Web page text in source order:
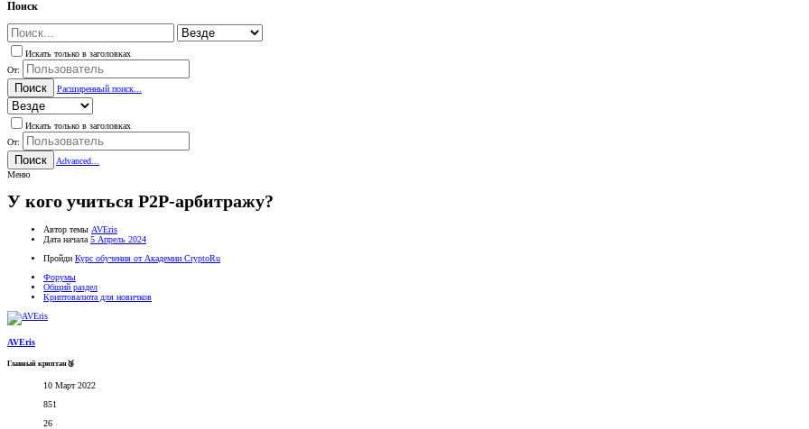
Поиск
Искать только в заголовках
От:
Поиск Расширенный поиск...
Искать только в заголовках
От:
Поиск
Advanced...
Меню
У кого учиться P2P-арбитражу?
Автор темы AVEris
Дата начала 5 Апрель 2024
Пройди Курс обучения от Академии CryptoRu
Форумы
Общий раздел
Криптовалюта для новичков
AVEris
Главный криптан🥉
10 Март 2022
851
26